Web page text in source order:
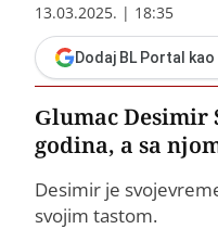
13.03.2025. | 18:35
Dodaj BL Portal
Glumac Desimir
godina, a sa
Desimir je
svojim tastom.